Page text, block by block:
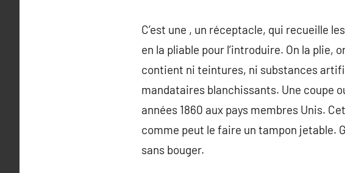
C’est une , un réceptacle, qui recueille
en la pliable pour l’introduire. On la plie,
contient ni teintures, ni substances
mandataires blanchissants. Une coupe
années 1860 aux pays membres Unis.
comme peut le faire un tampon jetable.
sans bouger.